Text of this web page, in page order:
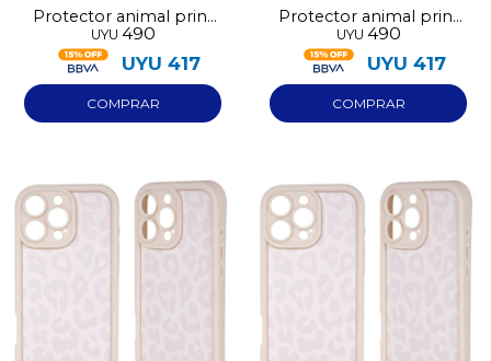
Protector animal print
negro Iphone 16
UYU 490
UYU 417
Protector animal print
negro Iphone 17
UYU 490
UYU 417